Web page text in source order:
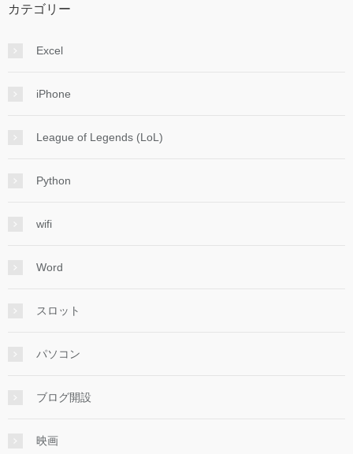
カテゴリー
Excel
iPhone
League of Legends (LoL)
Python
wifi
Word
スロット
パソコン
ブログ開設
映画